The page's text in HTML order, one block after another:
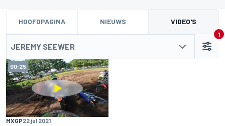
HOOFDPAGINA NIEUWS VIDEO'S
JEREMY SEEWER
1
00:25
MXGP22 jul 2021